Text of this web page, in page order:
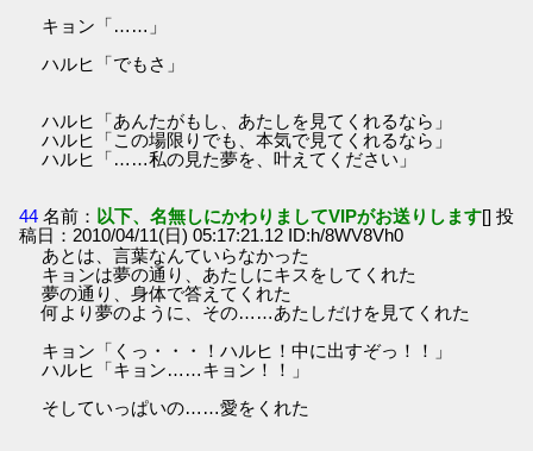
キョン「……」
ハルヒ「でもさ」
ハルヒ「あんたがもし、あたしを見てくれるなら」
ハルヒ「この場限りでも、本気で見てくれるなら」
ハルヒ「……私の見た夢を、叶えてください」
44 名前： 以下、名無しにかわりましてVIPがお送りします[] 投
稿日：2010/04/11(日) 05:17:21.12 ID:h/8WV8Vh0
あとは、言葉なんていらなかった
キョンは夢の通り、あたしにキスをしてくれた
夢の通り、身体で答えてくれた
何より夢のように、その……あたしだけを見てくれた
キョン「くっ・・・！ハルヒ！中に出すぞっ！！」
ハルヒ「キョン……キョン！！」
そしていっぱいの……愛をくれた